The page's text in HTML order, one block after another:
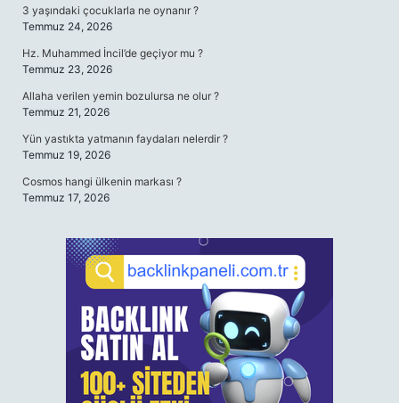
3 yaşındaki çocuklarla ne oynanır ?
Temmuz 24, 2026
Hz. Muhammed İncil’de geçiyor mu ?
Temmuz 23, 2026
Allaha verilen yemin bozulursa ne olur ?
Temmuz 21, 2026
Yün yastıkta yatmanın faydaları nelerdir ?
Temmuz 19, 2026
Cosmos hangi ülkenin markası ?
Temmuz 17, 2026